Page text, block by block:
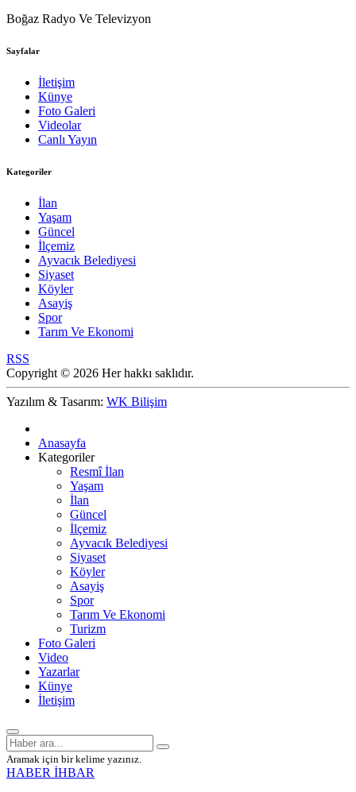
Boğaz Radyo Ve Televizyon
Sayfalar
İletişim
Künye
Foto Galeri
Videolar
Canlı Yayın
Kategoriler
İlan
Yaşam
Güncel
İlçemiz
Ayvacık Belediyesi
Siyaset
Köyler
Asayiş
Spor
Tarım Ve Ekonomi
RSS
Copyright © 2026 Her hakkı saklıdır.
Yazılım & Tasarım: WK Bilişim
Anasayfa
Kategoriler
Resmî İlan
Yaşam
İlan
Güncel
İlçemiz
Ayvacık Belediyesi
Siyaset
Köyler
Asayiş
Spor
Tarım Ve Ekonomi
Turizm
Foto Galeri
Video
Yazarlar
Künye
İletişim
Aramak için bir kelime yazınız.
HABER İHBAR